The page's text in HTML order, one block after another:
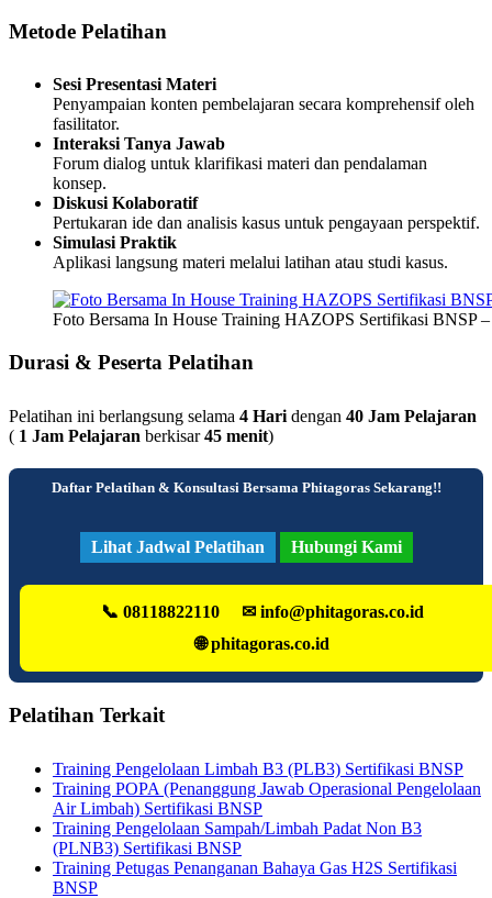
Metode Pelatihan
Sesi Presentasi Materi
Penyampaian konten pembelajaran secara komprehensif oleh
fasilitator.
Interaksi Tanya Jawab
Forum dialog untuk klarifikasi materi dan pendalaman
konsep.
Diskusi Kolaboratif
Pertukaran ide dan analisis kasus untuk pengayaan perspektif.
Simulasi Praktik
Aplikasi langsung materi melalui latihan atau studi kasus.
Foto Bersama In House Training HAZOPS Sertifikasi BNSP
Durasi & Peserta Pelatihan
Pelatihan ini berlangsung selama 4 Hari dengan 40 Jam Pelajaran
( 1 Jam Pelajaran berkisar45 menit)
Daftar Pelatihan & Konsultasi Bersama Phitagoras Sekarang!!
Lihat Jadwal Pelatihan Hubungi Kami
📞 08118822110
✉ info@phitagoras.co.id
🌐 phitagoras.co.id
Pelatihan Terkait
Training Pengelolaan Limbah B3 (PLB3) Sertifikasi BNSP
Training POPA (Penanggung Jawab Operasional Pengelolaan
Air Limbah) Sertifikasi BNSP
Training Pengelolaan Sampah/Limbah Padat Non B3
(PLNB3) Sertifikasi BNSP
Training Petugas Penanganan Bahaya Gas H2S Sertifikasi
BNSP